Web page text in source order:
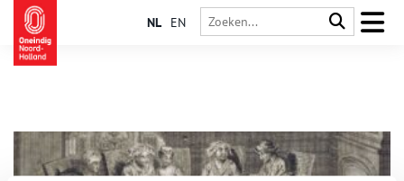
NL EN